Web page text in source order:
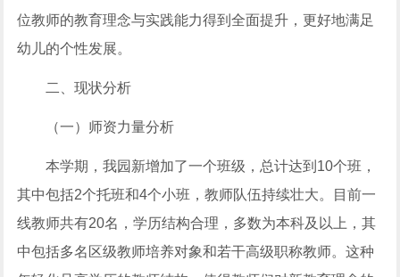
位教师的教育理念与实践能力得到全面提升，更好地满足
幼儿的个性发展。
二、现状分析
（一）师资力量分析
本学期，我园新增加了一个班级，总计达到10个班，
其中包括2个托班和4个小班，教师队伍持续壮大。目前一
线教师共有20名，学历结构合理，多数为本科及以上，其
中包括多名区级教师培养对象和若干高级职称教师。这种